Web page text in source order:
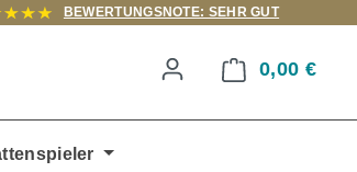
BEWERTUNGSNOTE: SEHR GUT
0,00 €